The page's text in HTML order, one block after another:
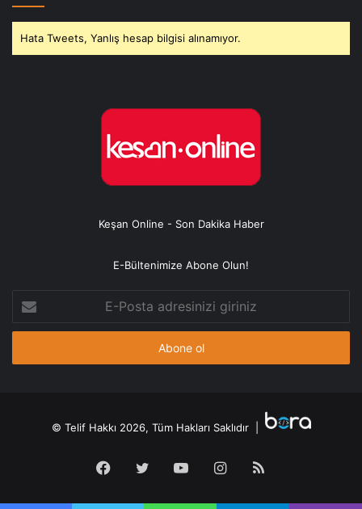
Hata Tweets, Yanlış hesap bilgisi alınamıyor.
Keşan Online - Son Dakika Haber
E-Bültenimize Abone Olun!
Posta
adresinizi
© Telif Hakkı 2026, Tüm Hakları Saklıdır |
Facebook
TwitterYouTubeInstagram
RSS